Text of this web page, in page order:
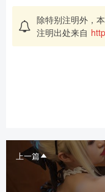
除特别注明外，
注明出处来自
上一篇